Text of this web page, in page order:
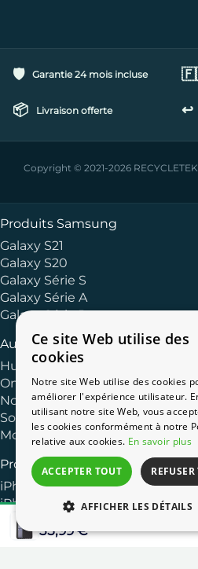
OtterBox Chevron Soft Flexible Case
35,99 €
🛡️ Garantie 24 mois incluse
📦 Livraison offerte ↩️
Copyright © 2021-2026
Produits Apple
iPhone 13
iPhone 11
iPhone XR
iPhone 8
Autres Marques
Huawei
OnePlus
Nokia
Sony
Motorola
Produits Samsung
Galaxy S21
Galaxy S20
Galaxy Série S
Galaxy Série A
Galaxy Série J
Ce site Web utilise des
cookies
Notre site Web utilise des cookies
améliorer l'expérience utilisateur.
utilisant notre site Web, vous
les cookies conformément à notre
relative aux cookies. En savoir plus
ACCEPTER TOUT
AFFICHER LES DÉTAILS